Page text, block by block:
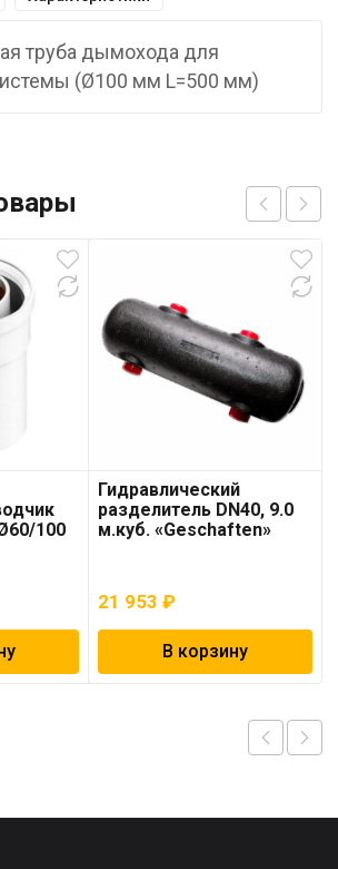
труба дымохода для
(Ø100 мм L=500 мм)
100
Гидравлический
разделитель DN40, 9.0
м.куб. «Geschaften»
21 953₽
В корзину